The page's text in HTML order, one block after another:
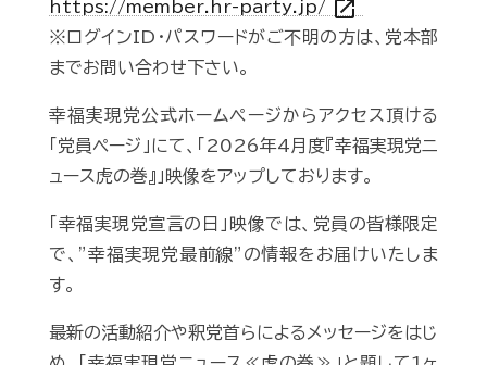
https://member.hr-party.jp/ open_in_new
※ログインID・パスワードがご不明の方は、党本部
までお問い合わせ下さい。
幸福実現党公式ホームページからアクセス頂ける
「党員ページ」にて、「2026年4月度『幸福実現党ニ
ュース虎の巻』」映像をアップしております。
「幸福実現党宣言の日」映像では、党員の皆様限定
で、”幸福実現党最前線”の情報をお届けいたしま
す。
最新の活動紹介や釈党首らによるメッセージをはじ